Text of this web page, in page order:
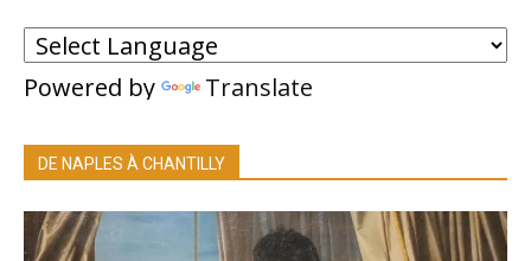
Powered by Translate
DE NAPLES À CHANTILLY